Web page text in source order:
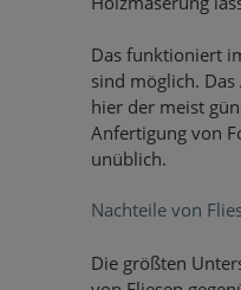
Das funktioniert
sind möglich.
hier der meist
Anfertigung von
unüblich.
Nachteile von
Die größten